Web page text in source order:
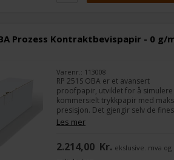
Prozess Kontraktbevispapir - 0 g/
Varenr.: 113008
RP 251S OBA er et avansert
proofpapir, utviklet for å simulere
kommersielt trykkpapir med
presisjon. Det gjengir selv de
skyggeforløp og detaljer i
fasen og er ideelt for profesjonelle
Les mer
2.214,00 Kr. ekslusive. mva og